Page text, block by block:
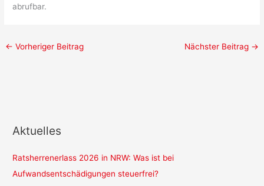
abrufbar.
← Vorheriger Beitrag Nächster Beitrag →
Aktuelles
Ratsherrenerlass 2026 in NRW: Was ist bei
Aufwandsentschädigungen steuerfrei?